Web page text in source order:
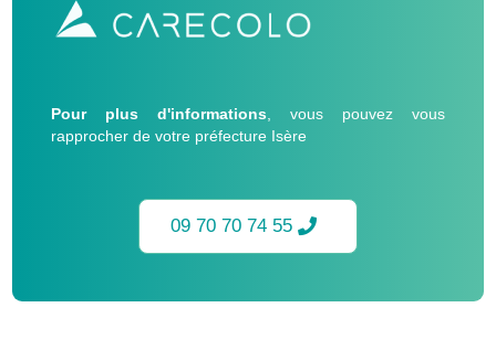
Pour plus d'informations , vous pouvez vous
rapprocher de votre préfecture Isère
09 70 70 74 55